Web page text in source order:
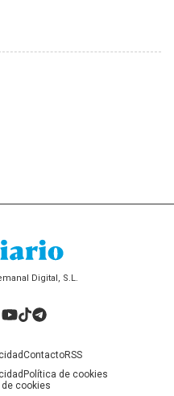
Digital, S.L.
ContactoRSS
Política de cookies
cookies
Instagram
YouTube
TikTok
Telegram